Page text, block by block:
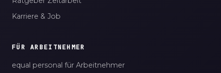
Karriere & Job
FÜR ARBEITNEHMER
equal personal für Arbeitnehmer